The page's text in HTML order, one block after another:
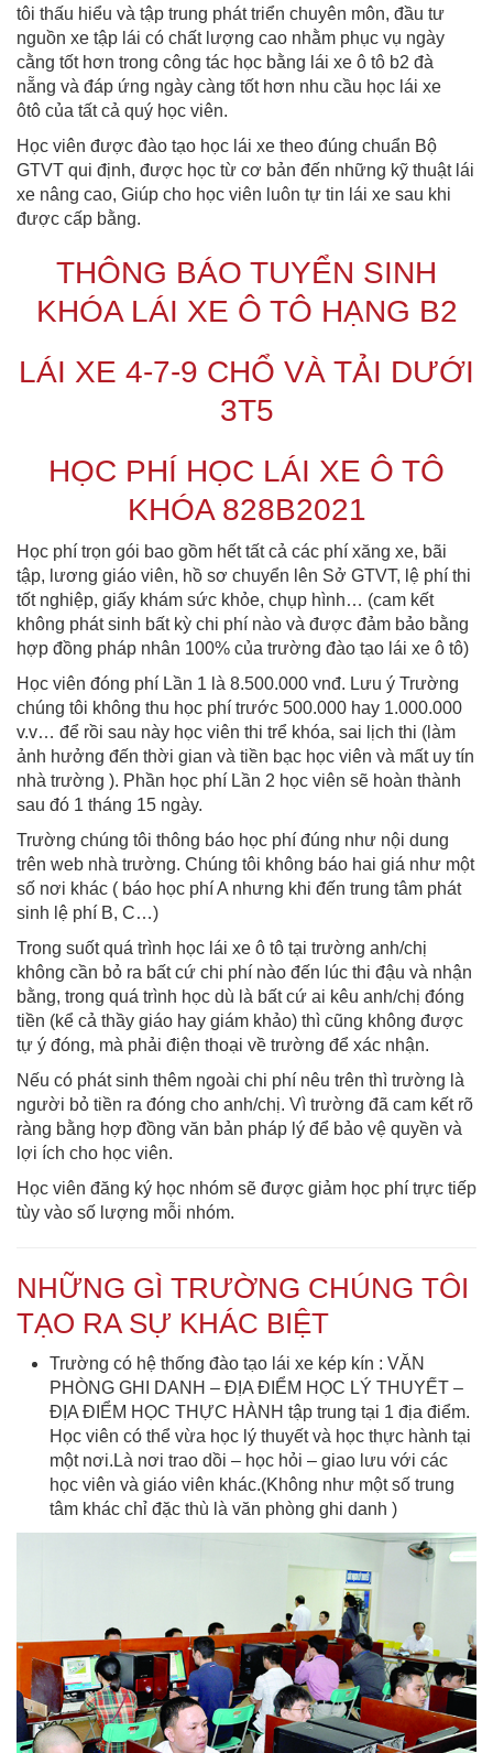
tôi thấu hiểu và tập trung phát triển chuyên môn, đầu tư
nguồn xe tập lái có chất lượng cao nhằm phục vụ ngày
cằng tốt hơn trong công tác học bằng lái xe ô tô b2 đà
nẵng và đáp ứng ngày càng tốt hơn nhu cầu học lái xe
ôtô của tất cả quý học viên.
Học viên được đào tạo học lái xe theo đúng chuẩn Bộ
GTVT qui định, được học từ cơ bản đến những kỹ thuật lái
xe nâng cao, Giúp cho học viên luôn tự tin lái xe sau khi
được cấp bằng.
THÔNG BÁO TUYỂN SINH
KHÓA LÁI XE Ô TÔ HẠNG B2
LÁI XE 4-7-9 CHỔ VÀ TẢI DƯỚI
3T5
HỌC PHÍ HỌC LÁI XE Ô TÔ
KHÓA 828B2021
Học phí trọn gói bao gồm hết tất cả các phí xăng xe, bãi
tập, lương giáo viên, hồ sơ chuyển lên Sở GTVT, lệ phí thi
tốt nghiệp, giấy khám sức khỏe, chụp hình… (cam kết
không phát sinh bất kỳ chi phí nào và được đảm bảo bằng
hợp đồng pháp nhân 100% của trường đào tạo lái xe ô tô)
Học viên đóng phí Lần 1 là 8.500.000 vnđ. Lưu ý Trường
chúng tôi không thu học phí trước 500.000 hay 1.000.000
v.v… để rồi sau này học viên thi trể khóa, sai lịch thi (làm
ảnh hưởng đến thời gian và tiền bạc học viên và mất uy tín
nhà trường ). Phần học phí Lần 2 học viên sẽ hoàn thành
sau đó 1 tháng 15 ngày.
Trường chúng tôi thông báo học phí đúng như nội dung
trên web nhà trường. Chúng tôi không báo hai giá như một
số nơi khác ( báo học phí A nhưng khi đến trung tâm phát
sinh lệ phí B, C…)
Trong suốt quá trình học lái xe ô tô tại trường anh/chị
không cần bỏ ra bất cứ chi phí nào đến lúc thi đậu và nhận
bằng, trong quá trình học dù là bất cứ ai kêu anh/chị đóng
tiền (kể cả thầy giáo hay giám khảo) thì cũng không được
tự ý đóng, mà phải điện thoại về trường để xác nhận.
Nếu có phát sinh thêm ngoài chi phí nêu trên thì trường là
người bỏ tiền ra đóng cho anh/chị. Vì trường đã cam kết rõ
ràng bằng hợp đồng văn bản pháp lý để bảo vệ quyền và
lợi ích cho học viên.
Học viên đăng ký học nhóm sẽ được giảm học phí trực tiếp
tùy vào số lượng mỗi nhóm.
NHỮNG GÌ TRƯỜNG CHÚNG TÔI
TẠO RA SỰ KHÁC BIỆT
Trường có hệ thống đào tạo lái xe kép kín : VĂN
PHÒNG GHI DANH – ĐỊA ĐIỂM HỌC LÝ THUYẾT –
ĐỊA ĐIỂM HỌC THỰC HÀNH tập trung tại 1 địa điểm.
Học viên có thể vừa học lý thuyết và học thực hành tại
một nơi.Là nơi trao dồi – học hỏi – giao lưu với các
học viên và giáo viên khác.(Không như một số trung
tâm khác chỉ đặc thù là văn phòng ghi danh )